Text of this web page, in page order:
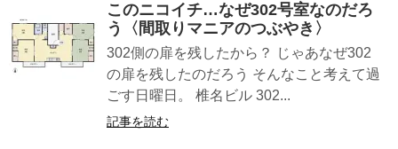
このニコイチ…なぜ302号室なのだろ
う〈間取りマニアのつぶやき〉
302側の扉を残したから？ じゃあなぜ302
の扉を残したのだろう そんなこと考えて過
ごす日曜日。 椎名ビル 302...
記事を読む